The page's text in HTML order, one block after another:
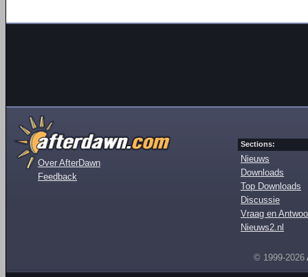
Over AfterDawn
Feedback
Sections:
Nieuws
Downloads
Top Downloads
Discussie
Vraag en
Nieuws2.nl
© 1999-2026